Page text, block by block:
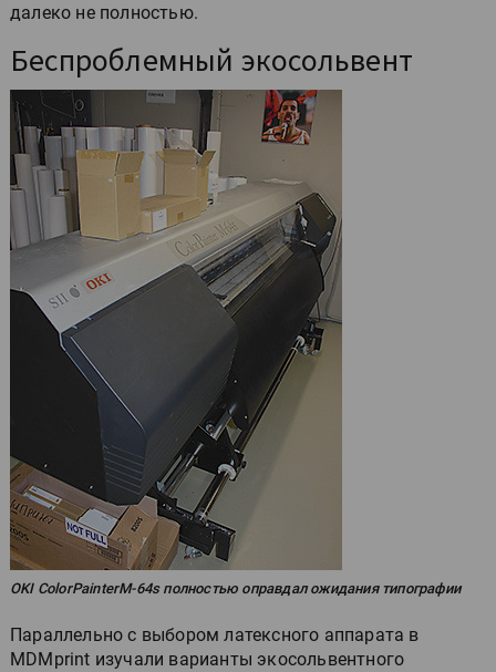
далеко не полностью.
Беспроблемный экосольвент
OKI ColorPainterM-64s полностью оправдал ожидания типографии
Параллельно с выбором латексного аппарата в
MDMprint изучали варианты экосольвентного